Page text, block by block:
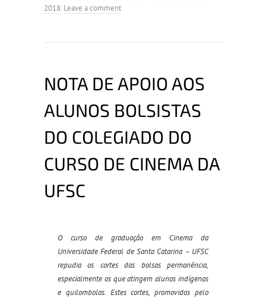
2018. Leave a comment
NOTA DE APOIO AOS
ALUNOS BOLSISTAS
DO COLEGIADO DO
CURSO DE CINEMA DA
UFSC
O curso de graduação em Cinema da
Universidade Federal de Santa Catarina – UFSC
repudia os cortes das bolsas permanência,
especialmente os que atingem alunos indígenas
e quilombolas. Estes cortes, promovidos pelo